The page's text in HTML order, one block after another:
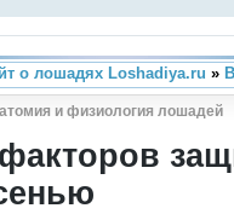
о лошадях Loshadiya.ru »
и физиология лошадей